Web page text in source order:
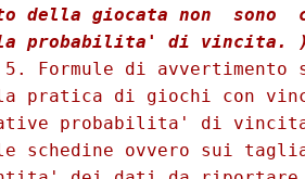
della giocata non  sono
probabilita' di vincita.